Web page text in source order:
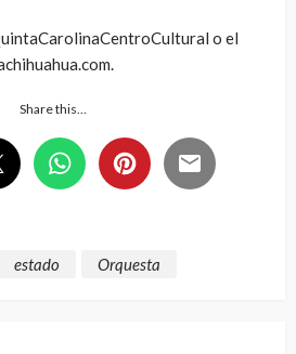
o el
Share this…
estado Orquesta